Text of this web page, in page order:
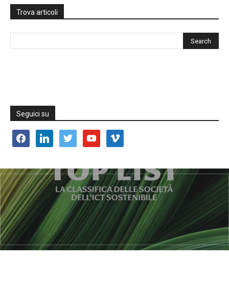
Trova articoli
Seguici su
facebooklinkedin twitter youtube vimeo